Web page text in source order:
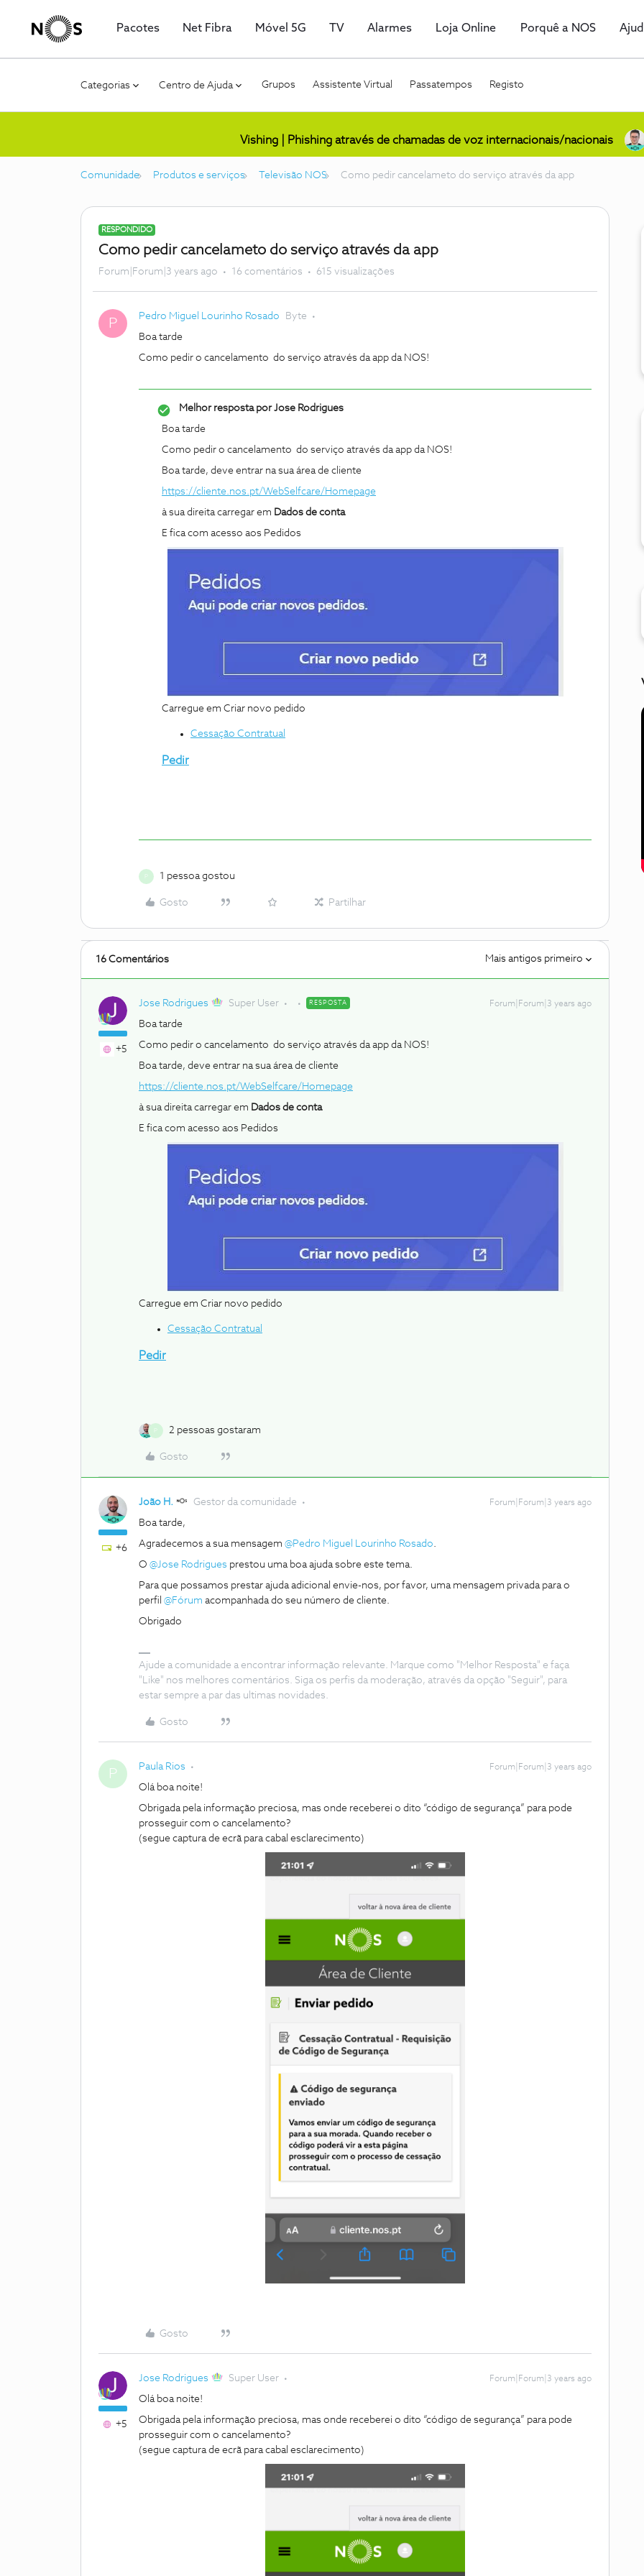
Pacotes Net Fibra Móvel 5G TV Alarmes Loja Online Porquê a NOS
Categorias Centro de Ajuda Grupos Assistente Virtual Passatempos Registo
Vishing | Phishing através de chamadas de voz internacionais/nacionais
Comunidade Produtos e serviços Televisão NOS Como pedir cancelameto do serviço através da app
RESPONDIDO
Como pedir cancelameto do serviço através da app
Forum|Forum|3 years ago 16 comentários 615 visualizações
P Pedro Miguel Lourinho Rosado Byte
Boa tarde
Como pedir o cancelamento do serviço através da app da NOS!
Melhor resposta porJose Rodrigues
Boa tarde
Como pedir o cancelamento do serviço através da app da NOS!
Boa tarde, deve entrar na sua área de cliente
https://cliente.nos.pt/WebSelfcare/Homepage
à sua direita carregar em Dados de conta
E fica com acesso aos Pedidos
Carregue em Criar novo pedido
Cessação Contratual
Pedir
1 pessoa gostou
Gosto Partilhar
16 Comentários Mais antigos primeiro
+5
Jose Rodrigues Super User RESPOSTA Forum|Forum|3 years ago
Boa tarde
Como pedir o cancelamento do serviço através da app da NOS!
Boa tarde, deve entrar na sua área de cliente
https://cliente.nos.pt/WebSelfcare/Homepage
à sua direita carregar em Dados de conta
E fica com acesso aos Pedidos
Carregue em Criar novo pedido
Cessação Contratual
Pedir
2 pessoas gostaram
Gosto
+6
João H. Gestor da comunidade Forum|Forum|3 years ago
Boa tarde,
Agradecemos a sua mensagem @Pedro Miguel Lourinho Rosado.
O @Jose Rodrigues prestou uma boa ajuda sobre este tema.
Para que possamos prestar ajuda adicional envie-nos, por favor, uma mensagem privada para o
perfil @Fórum acompanhada do seu número de cliente.
Obrigado
Ajude a comunidade a encontrar informação relevante. Marque como "Melhor Resposta" e faça
"Like" nos melhores comentários. Siga os perfis da moderação, através da opção "Seguir", para
estar sempre a par das ultimas novidades.
Gosto
P Paula Rios Forum|Forum|3 years ago
Olá boa noite!
Obrigada pela informação preciosa, mas onde receberei o dito “código de segurança” para pode
prosseguir com o cancelamento?
(segue captura de ecrã para cabal esclarecimento)
Gosto
+5
Jose Rodrigues Super User Forum|Forum|3 years ago
Olá boa noite!
Obrigada pela informação preciosa, mas onde receberei o dito “código de segurança” para pode
prosseguir com o cancelamento?
(segue captura de ecrã para cabal esclarecimento)